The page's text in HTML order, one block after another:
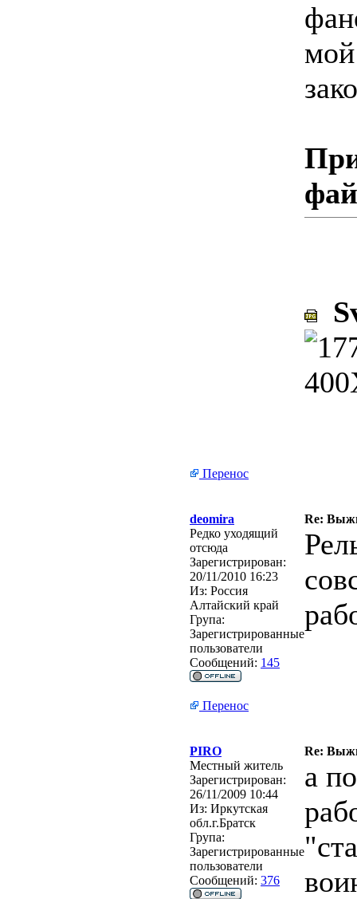
мой
Перенос
deomira
Re:
Редко уходящий
отсюда
Зарегистрирован:
20/11/2010 16:23
Из: Россия
Алтайский край
Група:
Зарегистрированные
пользователи
Сообщений: 145
Перенос
PIRO
Re:
Местный житель
Зарегистрирован:
26/11/2009 10:44
Из: Иркутская
обл.г.Братск
Група:
Зарегистрированные
пользователи
Сообщений: 376
а